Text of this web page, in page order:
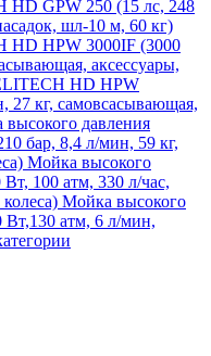
HD GPW 250 (15 лс, 248
шл-10 м, 60 кг)
HD HPW 3000IF (3000
аксессуары,
HD HPW
27 кг, самовсасывающая,
давления
бар, 8,4 л/мин, 59 кг,
Мойка высокого
100 атм, 330 л/час,
Мойка высокого
атм, 6 л/мин,